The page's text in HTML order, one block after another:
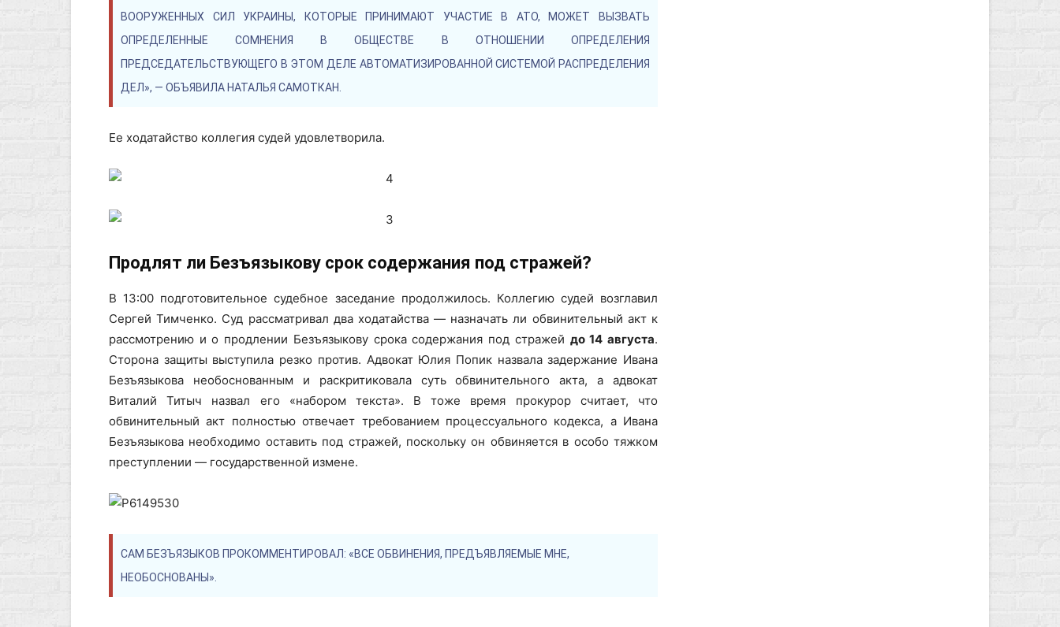
ВООРУЖЕННЫХ СИЛ УКРАИНЫ, КОТОРЫЕ ПРИНИМАЮТ УЧАСТИЕ В АТО, МОЖЕТ ВЫЗВАТЬ
ОПРЕДЕЛЕННЫЕ СОМНЕНИЯ В ОБЩЕСТВЕ В ОТНОШЕНИИ ОПРЕДЕЛЕНИЯ
ПРЕДСЕДАТЕЛЬСТВУЮЩЕГО В ЭТОМ ДЕЛЕ АВТОМАТИЗИРОВАННОЙ СИСТЕМОЙ РАСПРЕДЕЛЕНИЯ
ДЕЛ», — ОБЪЯВИЛА НАТАЛЬЯ САМОТКАН.
Ее ходатайство коллегия судей удовлетворила.
Продлят ли Безъязыкову срок содержания под стражей?
В 13:00 подготовительное судебное заседание продолжилось. Коллегию судей возглавил
Сергей Тимченко. Суд рассматривал два ходатайства — назначать ли обвинительный акт к
рассмотрению и о продлении Безъязыкову срока содержания под стражей до 14 августа.
Сторона защиты выступила резко против. Адвокат Юлия Попик назвала задержание Ивана
Безъязыкова необоснованным и раскритиковала суть обвинительного акта, а адвокат
Виталий Титыч назвал его «набором текста». В тоже время прокурор считает, что
обвинительный акт полностью отвечает требованием процессуального кодекса, а Ивана
Безъязыкова необходимо оставить под стражей, поскольку он обвиняется в особо тяжком
преступлении — государственной измене.
САМ БЕЗЪЯЗЫКОВ ПРОКОММЕНТИРОВАЛ: «ВСЕ ОБВИНЕНИЯ, ПРЕДЪЯВЛЯЕМЫЕ МНЕ,
НЕОБОСНОВАНЫ».